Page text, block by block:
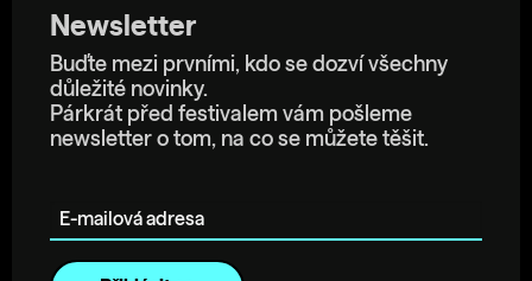
Newsletter
Buďte mezi prvními, kdo se dozví všechny
důležité novinky.
Párkrát před festivalem vám pošleme
newsletter o tom, na co se můžete těšit.